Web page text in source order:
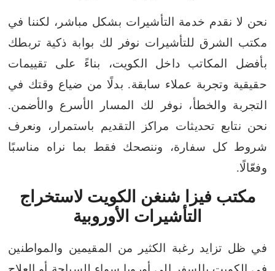
نحن لا نقدم خدمة التأشيرات بشكل مباشر، لكننا في
مكتب الشرق للتأشيرات نوفر لك بوابة ذكية تربطك
بأفضل المكاتب داخل الكويت، بناءً على تقييمات
حقيقية وتجربة عملاء سابقة. بدلًا من ضياع وقتك في
التجربة والخطأ، نوفر لك المسار الأسرع والأضمن.
نحن نتابع تحديثات مراكز التقديم باستمرار، ونعرف
شروط كل سفارة، وننصحك فقط بما نراه مناسبًا
وفعّالًا.
مكتب فيزا شنغن الكويت لاستخراج
التأشيرات الأوروبية
في ظل تزايد رغبة الكثير من المقيمين والمواطنين